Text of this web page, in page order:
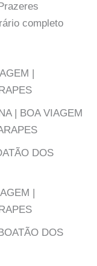
completo
|
| BOA VIAGEM
DOS
|
DOS